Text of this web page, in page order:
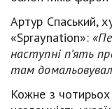
Артур Спаський,
«Spraynation»:
наступні п’ять
там
Кожне з